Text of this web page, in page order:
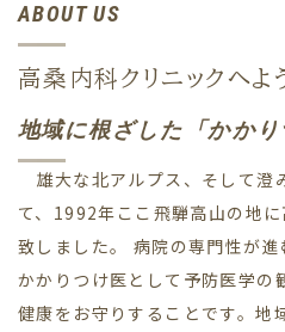
ABOUT US
高桑内科クリニックへよ
地域に根ざした「かかり
雄大な北アルプス、そして澄
て、1992年ここ飛騨高山の地
致しました。 病院の専門性が進
かかりつけ医として予防医学の
健康をお守りすることです。地